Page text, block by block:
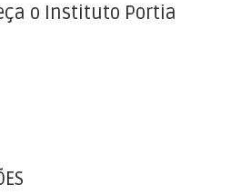
o Instituto Portia